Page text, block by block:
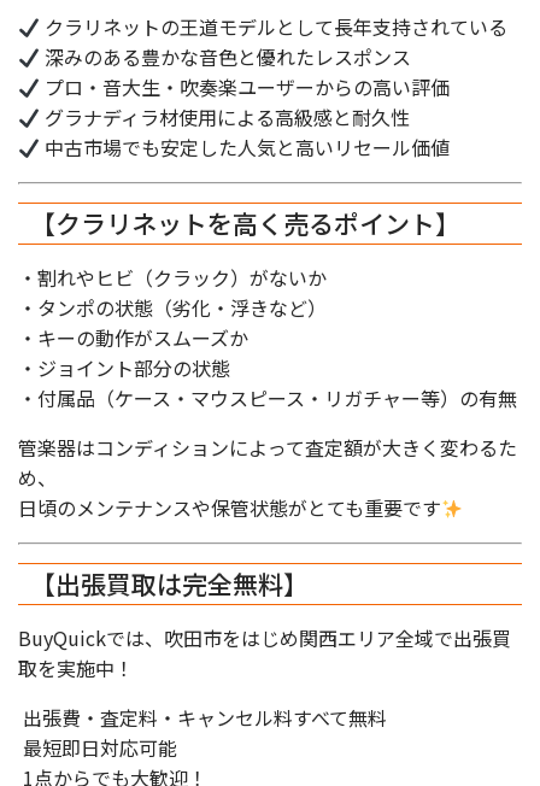
クラリネットの王道モデルとして長年支持されている
深みのある豊かな音色と優れたレスポンス
プロ・音大生・吹奏楽ユーザーからの高い評価
グラナディラ材使用による高級感と耐久性
中古市場でも安定した人気と高いリセール価値
【クラリネットを高く売るポイント】
・割れやヒビ（クラック）がないか
・タンポの状態（劣化・浮きなど）
・キーの動作がスムーズか
・ジョイント部分の状態
・付属品（ケース・マウスピース・リガチャー等）の有無
管楽器はコンディションによって査定額が大きく変わるた
め、
日頃のメンテナンスや保管状態がとても重要です
【出張買取は完全無料】
BuyQuickでは、吹田市をはじめ関西エリア全域で出張買
取を実施中！
出張費・査定料・キャンセル料すべて無料
最短即日対応可能
1点からでも大歓迎！